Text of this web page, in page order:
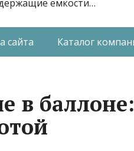
емкости…
сайта Каталог
в